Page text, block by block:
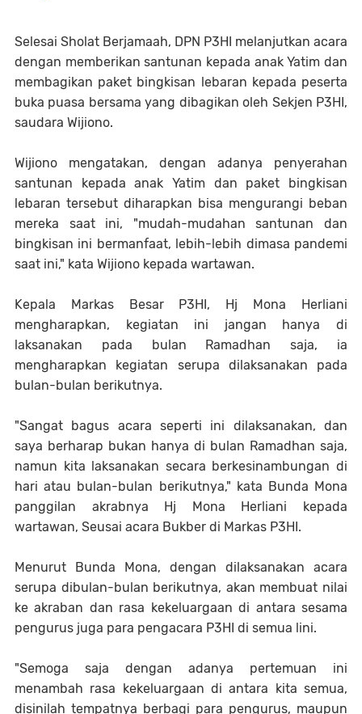
Selesai Sholat Berjamaah, DPN P3HI melanjutkan acara
dengan memberikan santunan kepada anak Yatim dan
membagikan paket bingkisan lebaran kepada peserta
buka puasa bersama yang dibagikan oleh Sekjen P3HI,
saudara Wijiono.
Wijiono mengatakan, dengan adanya penyerahan
santunan kepada anak Yatim dan paket bingkisan
lebaran tersebut diharapkan bisa mengurangi beban
mereka saat ini, "mudah-mudahan santunan dan
bingkisan ini bermanfaat, lebih-lebih dimasa pandemi
saat ini," kata Wijiono kepada wartawan.
Kepala Markas Besar P3HI, Hj Mona Herliani
mengharapkan, kegiatan ini jangan hanya di
laksanakan pada bulan Ramadhan saja, ia
mengharapkan kegiatan serupa dilaksanakan pada
bulan-bulan berikutnya.
"Sangat bagus acara seperti ini dilaksanakan, dan
saya berharap bukan hanya di bulan Ramadhan saja,
namun kita laksanakan secara berkesinambungan di
hari atau bulan-bulan berikutnya," kata Bunda Mona
panggilan akrabnya Hj Mona Herliani kepada
wartawan, Seusai acara Bukber di Markas P3HI.
Menurut Bunda Mona, dengan dilaksanakan acara
serupa dibulan-bulan berikutnya, akan membuat nilai
ke akraban dan rasa kekeluargaan di antara sesama
pengurus juga para pengacara P3HI di semua lini.
"Semoga saja dengan adanya pertemuan ini
menambah rasa kekeluargaan di antara kita semua,
disinilah tempatnya berbagi para pengurus, maupun